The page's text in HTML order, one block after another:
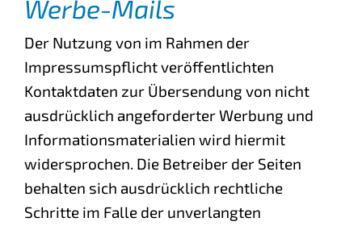
Werbe-Mails
Der Nutzung von im Rahmen der
Impressumspflicht veröffentlichten
Kontaktdaten zur Übersendung von nicht
ausdrücklich angeforderter Werbung und
Informationsmaterialien wird hiermit
widersprochen. Die Betreiber der Seiten
behalten sich ausdrücklich rechtliche
Schritte im Falle der unverlangten